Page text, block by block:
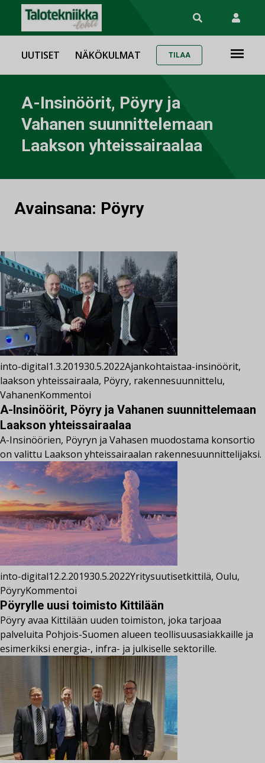
UUTISET NÄKÖKULMAT TILAA
A-Insinöörit, Pöyry ja
Vahanen suunnittelemaan
Laakson yhteissairaalaa
Avainsana: Pöyry
into-digital1.3.201930.5.2022Ajankohtaistaa-insinöörit,
laakson yhteissairaala, Pöyry, rakennesuunnittelu,
VahanenKommentoi
A-Insinöörit, Pöyry ja Vahanen suunnittelemaan
Laakson yhteissairaalaa
A-Insinöörien, Pöyryn ja Vahasen muodostama konsortio
on valittu Laakson yhteissairaalan rakennesuunnittelijaksi.
into-digital12.2.201930.5.2022Yritysuutisetkittilä, Oulu,
PöyryKommentoi
Pöyrylle uusi toimisto Kittilään
Pöyry avaa Kittilään uuden toimiston, joka tarjoaa
palveluita Pohjois-Suomen alueen teollisuusasiakkaille ja
esimerkiksi energia-, infra- ja julkiselle sektorille.